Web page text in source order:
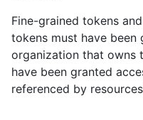
Fine-grained tokens
tokens must have
organization that owns
have been granted
referenced by